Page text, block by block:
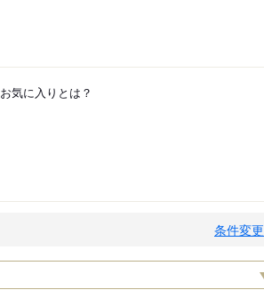
お気に入りとは？
条件変更